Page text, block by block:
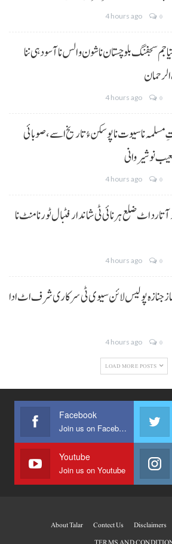
4 hours ago 0
سجفنگ بلوچستان نا شون و الس نا آسودہی ننا
4 hours ago 0
مسلمہ نا سیوت نا پوسکن ءُ تاریخ اسے، صوبائی
نوشیروانی
4 hours ago 0
نا دود آتا رد اٹ ضلع ہرنائی ٹی شاندار فٹبال ٹورنامنٹ نا
4 hours ago 0
نماز جنازہ پولیس لائن سیوی ٹی سرکاری شرف اٹ ادا
4 hours ago 0
LOAD MORE POSTS
Facebook
Join us on Facebook
Youtube
Join us on Youtube
About Talar Contect Us Disclaimers